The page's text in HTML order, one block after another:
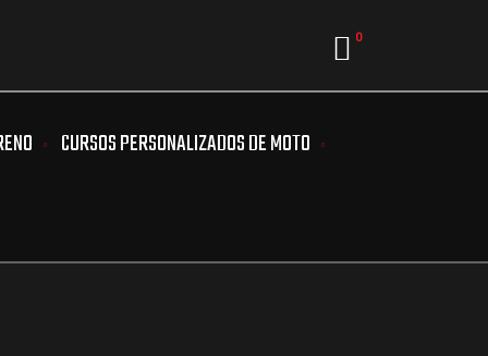
0
CURSOS PERSONALIZADOS DE MOTO